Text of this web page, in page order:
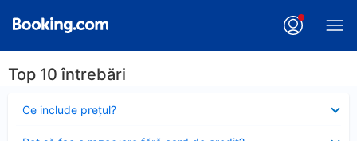
Top 10 întrebări
Ce include preţul?
închis